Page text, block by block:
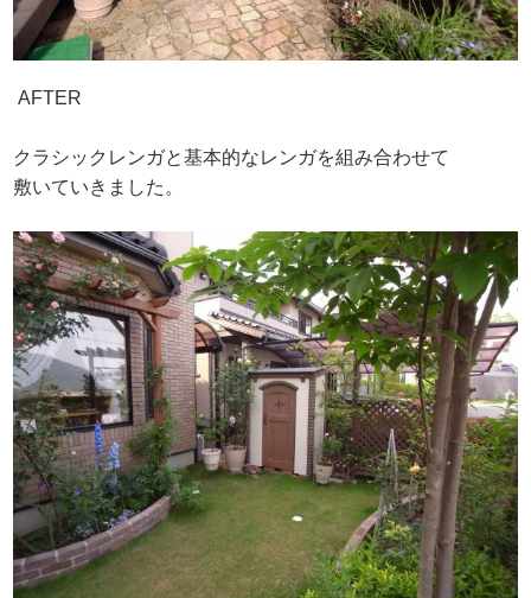
AFTER
クラシックレンガと基本的なレンガを組み合わせて
敷いていきました。